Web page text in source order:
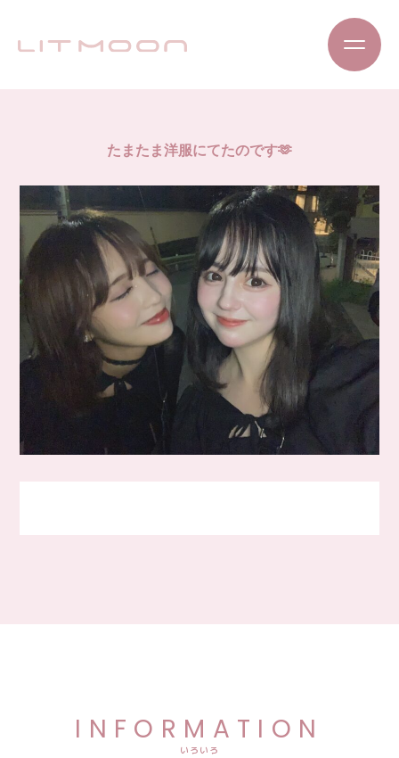
たまたま洋服にてたのです🫶
INFORMATION
いろいろ